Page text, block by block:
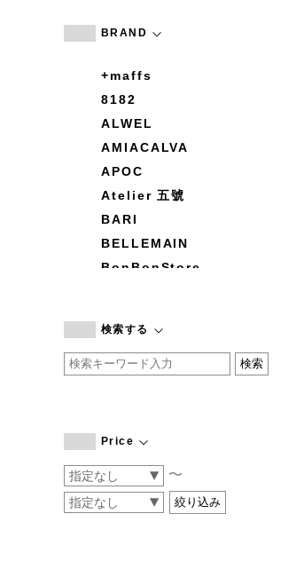
BRAND
+maffs
8182
ALWEL
AMIACALVA
APOC
Atelier 五號
BARI
BELLEMAIN
BonBonStore
by basics
CATWORTH
COGTHEBIGSMOKE
CONVERSE
DEAN & DELUCA
検索する
Price
〜